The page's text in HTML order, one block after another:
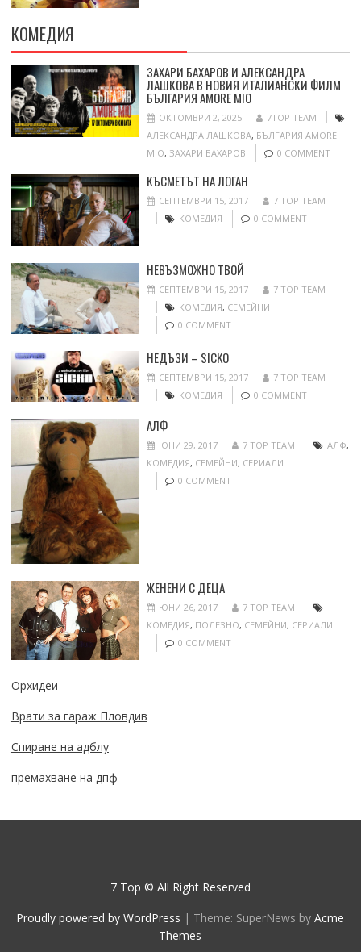
КОМЕДИЯ
ЗАХАРИ БАХАРОВ И АЛЕКСАНДРА
ЛАШКОВА В НОВИЯ ИТАЛИАНСКИ ФИЛМ
БЪЛГАРИЯ AMORE MIO
ОКТОМВРИ 2, 2025
7TOP TEAM
АЛЕКСАНДРА ЛАШКОВА, БЪЛГАРИЯ AMORE
MIO, ЗАХАРИ БАХАРОВ 0 COMMENT
КЪСМЕТЪТ НА ЛОГАН
СЕПТЕМВРИ 15, 2017
7 TOP TEAM
КОМЕДИЯ
0 COMMENT
НЕВЪЗМОЖНО ТВОЙ
СЕПТЕМВРИ 15, 2017
7 TOP TEAM
КОМЕДИЯ, СЕМЕЙНИ
0 COMMENT
НЕДЪЗИ – SICKO
СЕПТЕМВРИ 15, 2017
7 TOP TEAM
КОМЕДИЯ
0 COMMENT
АЛФ
ЮНИ 29, 2017 7 TOP TEAM АЛФ,
КОМЕДИЯ, СЕМЕЙНИ, СЕРИАЛИ
0 COMMENT
ЖЕНЕНИ С ДЕЦА
ЮНИ 26, 2017
7 TOP TEAM
КОМЕДИЯ, ПОЛЕЗНО, СЕМЕЙНИ, СЕРИАЛИ
0 COMMENT
Орхидеи
Врати за гараж Пловдив
Спиране на адблу
премахване на дпф
7 Top © All Right Reserved
Proudly powered by WordPress | Theme: SuperNews byAcme
Themes